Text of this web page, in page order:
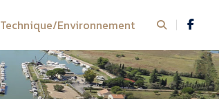
Technique/Environnement